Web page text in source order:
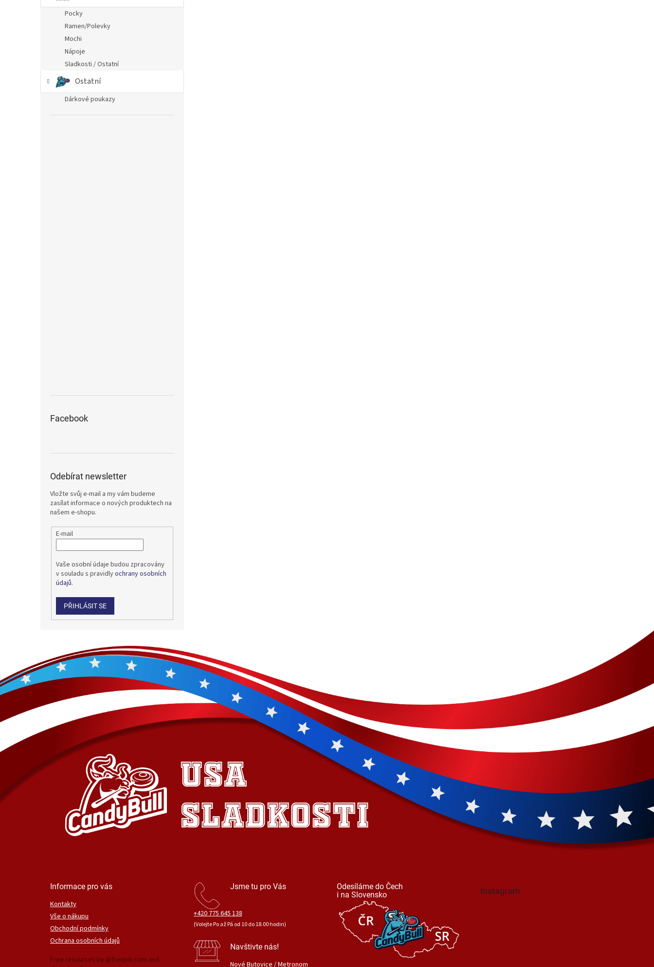
Pocky
Ramen/Polevky
Mochi
Nápoje
Sladkosti / Ostatní
Ostatní
Dárkové poukazy
Facebook
Odebírat newsletter
Vložte svůj e-mail a my vám budeme
zasílat informace o nových produktech na
našem e-shopu.
E-mail
Vaše osobní údaje budou zpracovány
v souladu s pravidlyochrany osobních
údajů.
PŘIHLÁSIT SE
t
í
Informace pro vás
Kontakty
Vše o nákupu
Obchodní podmínky
Ochrana osobních údajů
Free resources by @freepik.com and
Jsme tu pro Vás
+420 775 645 138
(Volejte Po až Pá od 10 do 18.00 hodin)
Navštivte nás!
Nové Butovice / Metronom
Odesíláme do Čech
i na Slovensko
Instagram